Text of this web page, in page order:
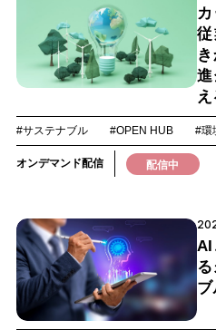
え
#サステナブル #OPEN HUB #環
オンデマンド配信 配信中
ブ